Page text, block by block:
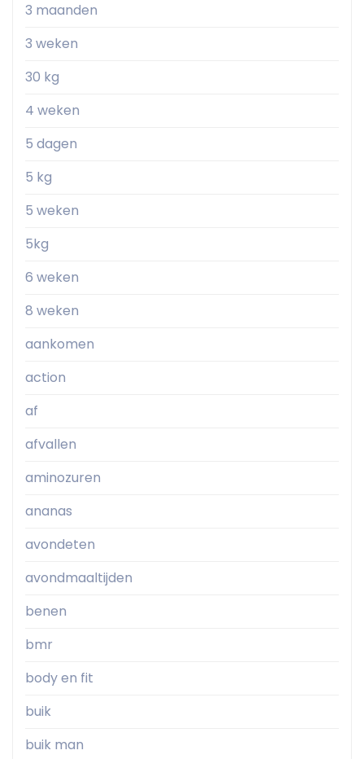
3 maanden
3 weken
30 kg
4 weken
5 dagen
5 kg
5 weken
5kg
6 weken
8 weken
aankomen
action
af
afvallen
aminozuren
ananas
avondeten
avondmaaltijden
benen
bmr
body en fit
buik
buik man